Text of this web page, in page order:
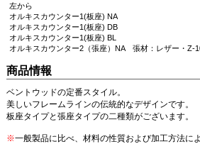
左から
オルキスカウンター1(板座) NA
オルキスカウンター1(板座) DB
オルキスカウンター1(板座) BL
オルキスカウンター2（張座）NA 張材：レザー・Z-
商品情報
ベントウッドの定番スタイル。
美しいフレームラインの伝統的なデザインです。
板座タイプと張座タイプの二種類がございます。
※一般製品に比べ、材料の性質および加工方法に